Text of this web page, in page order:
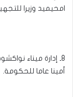
امحيميد وزيرا
8ـ إدارة ميناء
أمينا عاما للحكومة.